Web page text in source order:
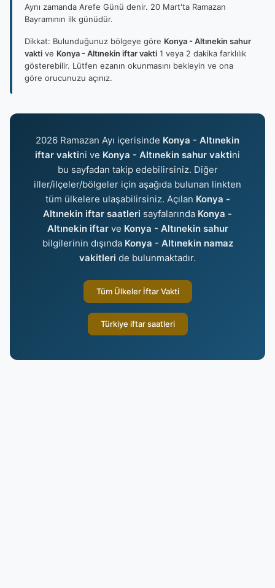
Aynı zamanda Arefe Günü denir. 20 Mart'ta Ramazan
Bayramının ilk günüdür.
Dikkat: Bulunduğunuz bölgeye göre Konya - Altınekin sahur
vakti ve Konya - Altınekin iftar vakti 1 veya 2 dakika farklılık
gösterebilir. Lütfen ezanın okunmasını bekleyin ve ona
göre orucunuzu açınız.
2026 Ramazan Ayı içerisinde Konya - Altınekin
iftar vaktini ve Konya - Altınekin sahur vaktini
bu sayfadan takip edebilirsiniz. Diğer
iller/ilçeler/bölgeler için aşağıda bulunan linkten
tüm ülkelere ulaşabilirsiniz. Açılan Konya -
Altınekin iftar saatleri sayfalarında Konya -
Altınekin iftarve Konya - Altınekin sahur
bilgilerinin dışında Konya - Altınekin namaz
vakitleri de bulunmaktadır.
Tüm Ülkeler İftar Vakti
Türkiye iftar saatleri